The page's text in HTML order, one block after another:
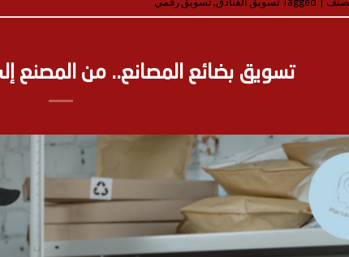
تسويق بضائع المصانع.. من المصنع